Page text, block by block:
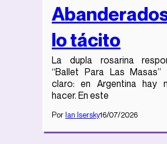
lo tácito
La dupla rosarina
“Ballet Para Las
claro: en Argentina hay
hacer. En este
Por Ian Isersky16/07/2026